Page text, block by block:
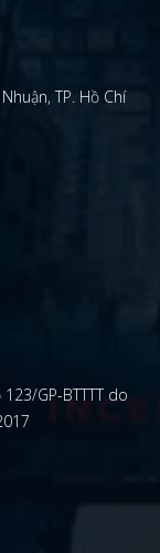
TP. Hồ Chí
GP-BTTTT do